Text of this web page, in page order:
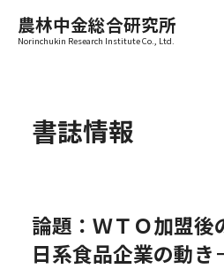
農林中金総合研究所
Norinchukin Research Institute Co., Ltd.
書誌情報
論題：ＷＴＯ加盟後
日系食品企業の動き